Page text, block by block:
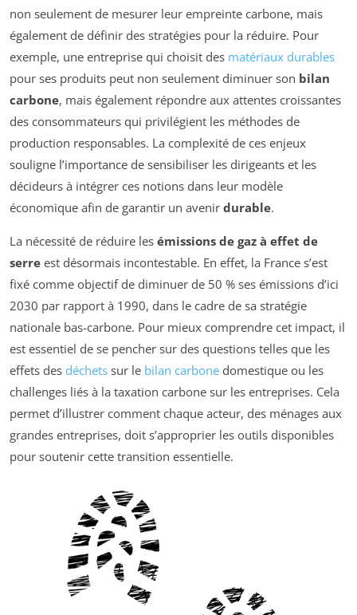
non seulement de mesurer leur empreinte carbone, mais
également de définir des stratégies pour la réduire. Pour
exemple, une entreprise qui choisit des matériaux durables
pour ses produits peut non seulement diminuer son bilan
carbone, mais également répondre aux attentes croissantes
des consommateurs qui privilégient les méthodes de
production responsables. La complexité de ces enjeux
souligne l’importance de sensibiliser les dirigeants et les
décideurs à intégrer ces notions dans leur modèle
économique afin de garantir un avenir durable.
La nécessité de réduire les émissions de gaz à effet de
serre est désormais incontestable. En effet, la France s’est
fixé comme objectif de diminuer de 50 % ses émissions d’ici
2030 par rapport à 1990, dans le cadre de sa stratégie
nationale bas-carbone. Pour mieux comprendre cet impact, il
est essentiel de se pencher sur des questions telles que les
effets des déchets sur le bilan carbone domestique ou les
challenges liés à la taxation carbone sur les entreprises. Cela
permet d’illustrer comment chaque acteur, des ménages aux
grandes entreprises, doit s’approprier les outils disponibles
pour soutenir cette transition essentielle.